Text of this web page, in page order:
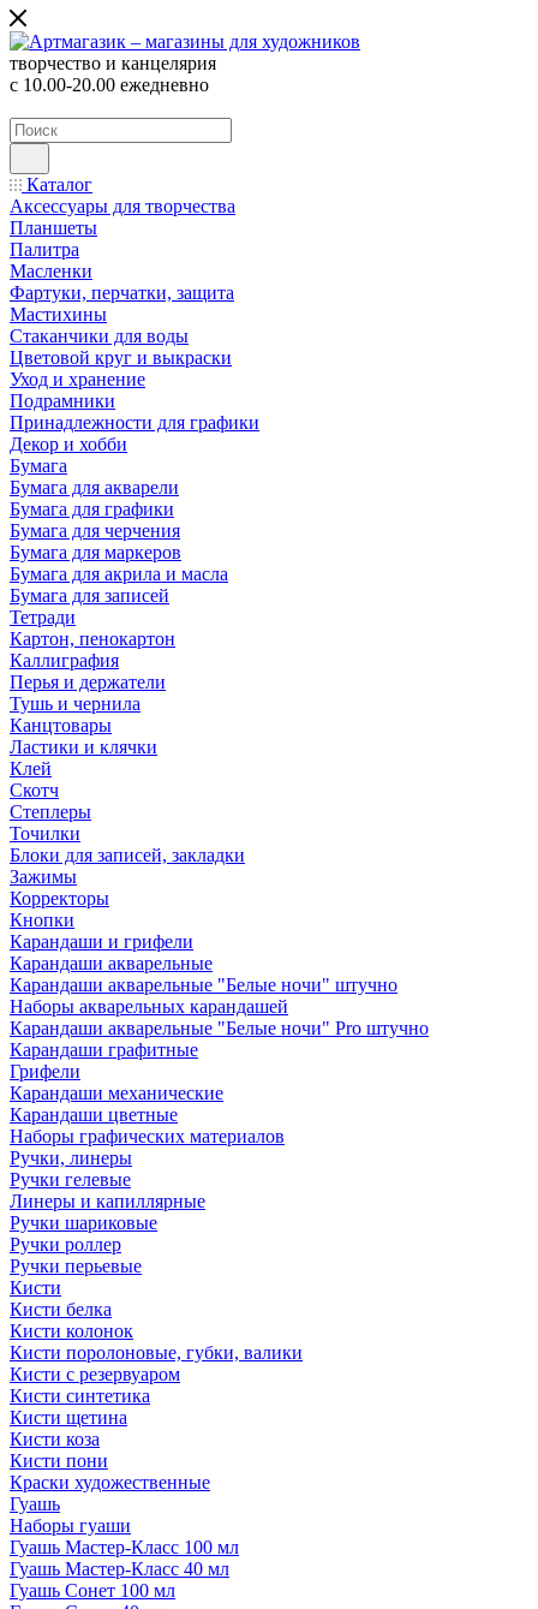
творчество и канцелярия
с 10.00-20.00 ежедневно
Каталог
Аксессуары для творчества
Планшеты
Палитра
Масленки
Фартуки, перчатки, защита
Мастихины
Стаканчики для воды
Цветовой круг и выкраски
Уход и хранение
Подрамники
Принадлежности для графики
Декор и хобби
Бумага
Бумага для акварели
Бумага для графики
Бумага для черчения
Бумага для маркеров
Бумага для акрила и масла
Бумага для записей
Тетради
Картон, пенокартон
Каллиграфия
Перья и держатели
Тушь и чернила
Канцтовары
Ластики и клячки
Клей
Скотч
Степлеры
Точилки
Блоки для записей, закладки
Зажимы
Корректоры
Кнопки
Карандаши и грифели
Карандаши акварельные
Карандаши акварельные "Белые ночи" штучно
Наборы акварельных карандашей
Карандаши акварельные "Белые ночи" Pro штучно
Карандаши графитные
Грифели
Карандаши механические
Карандаши цветные
Наборы графических материалов
Ручки, линеры
Ручки гелевые
Линеры и капиллярные
Ручки шариковые
Ручки роллер
Ручки перьевые
Кисти
Кисти белка
Кисти колонок
Кисти поролоновые, губки, валики
Кисти с резервуаром
Кисти синтетика
Кисти щетина
Кисти коза
Кисти пони
Краски художественные
Гуашь
Наборы гуаши
Гуашь Мастер-Класс 100 мл
Гуашь Мастер-Класс 40 мл
Гуашь Сонет 100 мл